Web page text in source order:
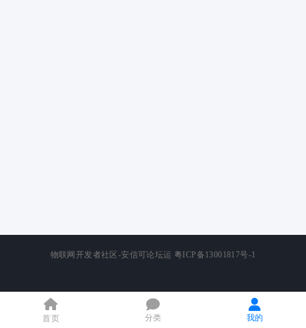
首页 分类 我的
物联网开发者社区-安信可论坛运 粤ICP备13001817号-1